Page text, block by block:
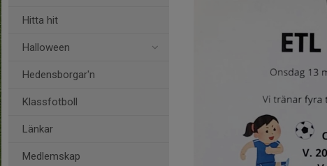
Hitta hit
Halloween
Hedensborgar'n
Klassfotboll
Länkar
Medlemskap